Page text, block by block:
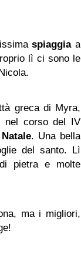
spiaggiaa
lì ci sono le
greca di Myra,
nel corso del IV
Natale. Una bella
del santo. Lì
pietra e molte
ma i migliori,